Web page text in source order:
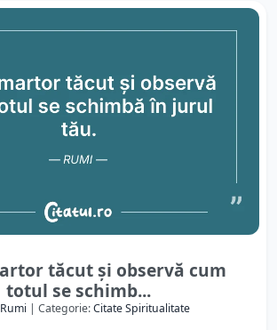
tăcut și observă cum
totul se schimb...
Rumi | Categorie:Citate Spiritualitate